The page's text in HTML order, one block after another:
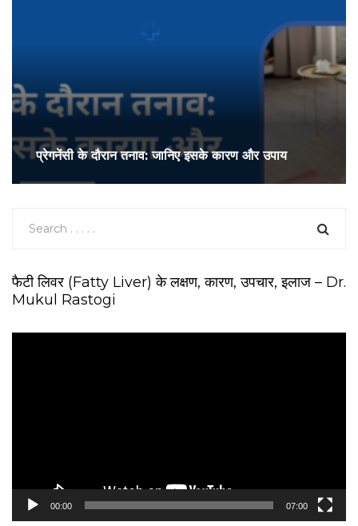
प्रेगनेंसी के दौरान तनाव: जानिए इसके कारण और उपाय
फैटी लिवर (Fatty Liver) के लक्षण, कारण, उपचार, इलाज – Dr.
Mukul Rastogi
00:00 07:00